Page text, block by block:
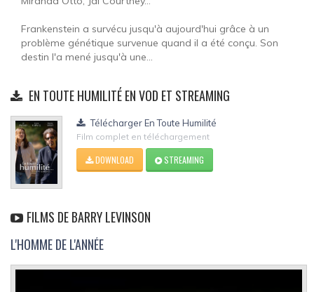
Frankenstein a survécu jusqu'à aujourd'hui grâce à un
problème génétique survenue quand il a été conçu. Son
destin l'a mené jusqu'à une...
EN TOUTE HUMILITÉ EN VOD ET STREAMING
Télécharger En Toute Humilité
Film complet en téléchargement
DOWNLOAD STREAMING
FILMS DE BARRY LEVINSON
L'HOMME DE L'ANNÉE